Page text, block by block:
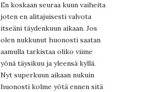
En koskaan seuraa kuun vaiheita
joten en alitajuisesti valvota
itseäni täydenkuun aikaan. Jos
olen nukkunut huonosti saatan
aamulla tarkistaa oliko viime
yönä täysikuu ja yleensä kyllä.
Nyt superkuun aikaan nukuin
huonosti kolme yötä ennen sitä